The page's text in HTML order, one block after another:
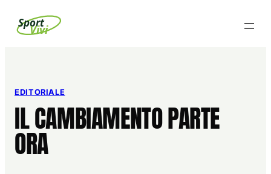
Sport
Vivi
EDITORIALE
IL CAMBIAMENTO PARTE
ORA